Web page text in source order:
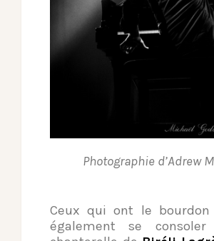
Photographie d’Adrew
Ceux qui ont le bourdon
également se